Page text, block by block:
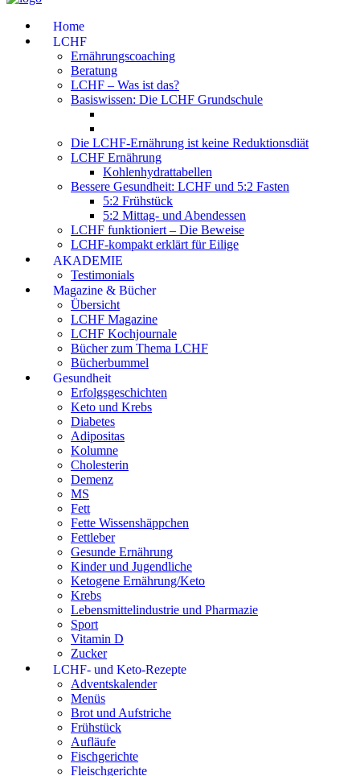
Home
LCHF
Ernährungscoaching
Beratung
LCHF – Was ist das?
Basiswissen: Die LCHF Grundschule
Die LCHF-Ernährung ist keine Reduktionsdiät
LCHF Ernährung
Kohlenhydrattabellen
Bessere Gesundheit: LCHF und 5:2 Fasten
5:2 Frühstück
5:2 Mittag- und Abendessen
LCHF funktioniert – Die Beweise
LCHF-kompakt erklärt für Eilige
AKADEMIE
Testimonials
Magazine & Bücher
Übersicht
LCHF Magazine
LCHF Kochjournale
Bücher zum Thema LCHF
Bücherbummel
Gesundheit
Erfolgsgeschichten
Keto und Krebs
Diabetes
Adipositas
Kolumne
Cholesterin
Demenz
MS
Fett
Fette Wissenshäppchen
Fettleber
Gesunde Ernährung
Kinder und Jugendliche
Ketogene Ernährung/Keto
Krebs
Lebensmittelindustrie und Pharmazie
Sport
Vitamin D
Zucker
LCHF- und Keto-Rezepte
Adventskalender
Menüs
Brot und Aufstriche
Frühstück
Aufläufe
Fischgerichte
Fleischgerichte